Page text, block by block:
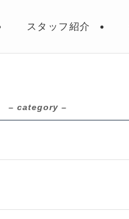
スタッフ紹介
– category –